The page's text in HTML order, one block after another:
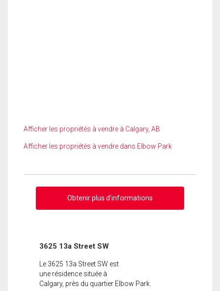
Afficher les propriétés à vendre à Calgary, AB
Afficher les propriétés à vendre dans Elbow Park
Obtenir plus d'informations
3625 13a Street SW
Le 3625 13a Street SW est
une résidence située à
Calgary, près du quartier Elbow Park.